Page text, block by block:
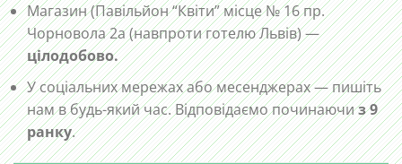
Магазин (Павільйон “Квіти” місце № 16 пр.
Чорновола 2а (навпроти готелю Львів) —
цілодобово.
У соціальних мережах або месенджерах — пишіть
нам в будь-який час. Відповідаємо починаючиз 9
ранку.